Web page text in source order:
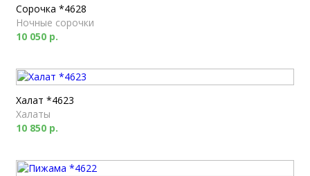
Сорочка *4628
Ночные сорочки
10 050 р.
Халат *4623
Халаты
10 850 р.